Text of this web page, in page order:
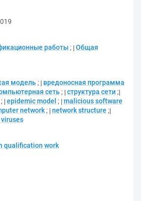
работы ; Общая
модель ;
вредоносная программа
сеть ; структура сети ;
; epidemic model ; malicious software
network ; network structure ;
qualification work